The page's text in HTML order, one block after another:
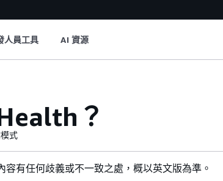
人員工具 AI 資源
？
式
有任何歧義或不一致之處，概以英文版為準。